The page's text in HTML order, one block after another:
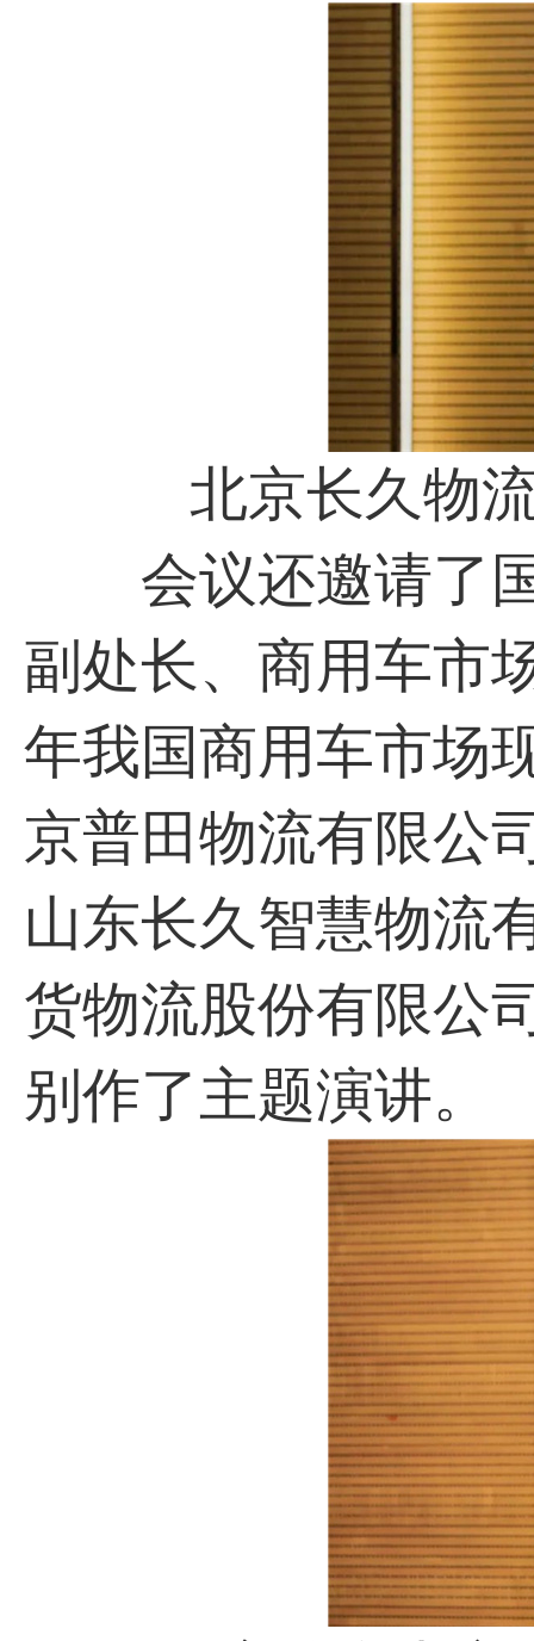
北京长久物流
会议还邀请了国
副处长、商用车市
年我国商用车市场
京普田物流有限公
山东长久智慧物流
货物流股份有限公
别作了主题演讲。